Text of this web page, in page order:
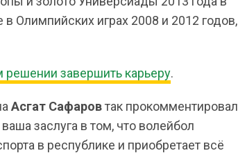
Олимпийских играх 2008 и 2012 годов,
завершить карьеру.
Асгат Сафаровтак прокомментировал
заслуга в том, что волейбол
в республике и приобретает всё